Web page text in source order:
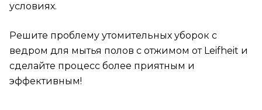
условиях.
Решите проблему утомительных уборок с
ведром для мытья полов с отжимом от Leifheit и
сделайте процесс более приятным и
эффективным!